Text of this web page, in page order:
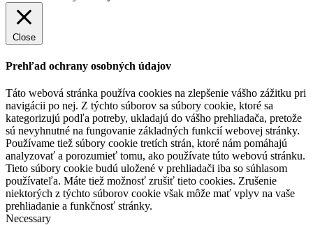
Close
Prehľad ochrany osobných údajov
Táto webová stránka používa cookies na zlepšenie vášho zážitku pri
navigácii po nej. Z týchto súborov sa súbory cookie, ktoré sa
kategorizujú podľa potreby, ukladajú do vášho prehliadača, pretože
sú nevyhnutné na fungovanie základných funkcií webovej stránky.
Používame tiež súbory cookie tretích strán, ktoré nám pomáhajú
analyzovať a porozumieť tomu, ako používate túto webovú stránku.
Tieto súbory cookie budú uložené v prehliadači iba so súhlasom
používateľa. Máte tiež možnosť zrušiť tieto cookies. Zrušenie
niektorých z týchto súborov cookie však môže mať vplyv na vaše
prehliadanie a funkčnosť stránky.
Necessary